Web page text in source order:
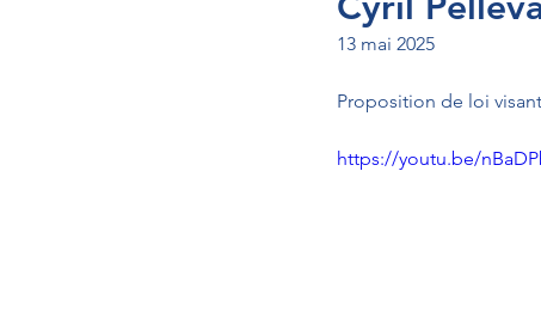
13 mai 2025
Proposition de loi
https://youtu.be/